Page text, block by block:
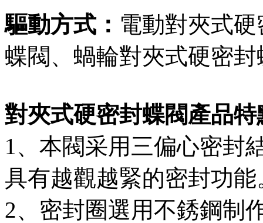
驅動方式： 電動對夾式硬
蝶閥、蝸輪對夾式硬密封
對夾式硬密封蝶閥產品特
1、本閥采用三偏心密封
具有越觀越緊的密封功能
2、密封圈選用不銹鋼